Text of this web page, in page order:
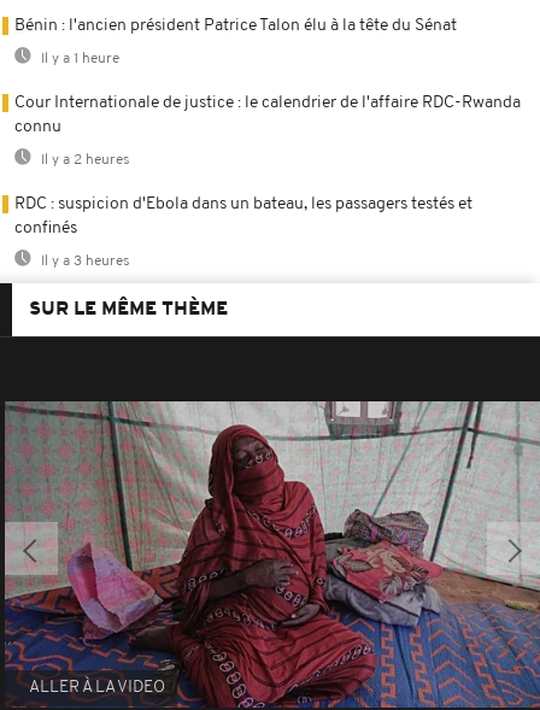
Bénin : l'ancien président Patrice Talon élu à la tête du Sénat
Il y a 1 heure
Cour Internationale de justice : le calendrier de l'affaire RDC-Rwanda
connu
Il y a 2 heures
RDC : suspicion d'Ebola dans un bateau, les passagers testés et
confinés
Il y a 3 heures
SUR LE MÊME THÈME
ALLER À LA VIDEO